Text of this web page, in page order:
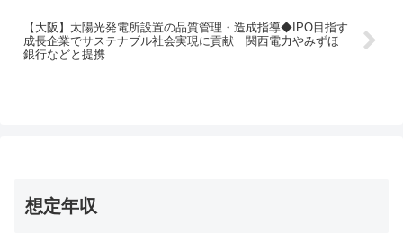
【大阪】太陽光発電所設置の品質管理・造成指導◆IPO目指す
成長企業でサステナブル社会実現に貢献 関西電力やみずほ
銀行などと提携
想定年収